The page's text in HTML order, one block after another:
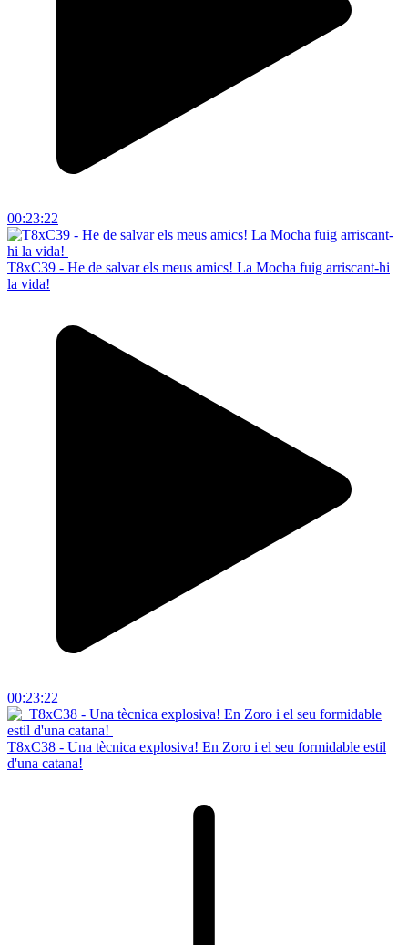
00:23:22
T8xC39 - He de salvar els meus amics! La Mocha fuig arriscant-hi
la vida!
00:23:22
T8xC38 - Una tècnica explosiva! En Zoro i el seu formidable estil
d'una catana!